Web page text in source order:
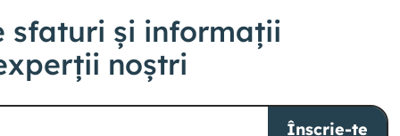
VIDEO EXCLUSIV ABONAȚILOR
sfaturi și informații
noștri
Înscrie-te